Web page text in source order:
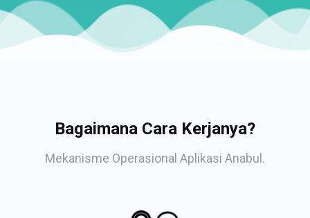
Bagaimana Cara Kerjanya?
Mekanisme Operasional Aplikasi Anabul.